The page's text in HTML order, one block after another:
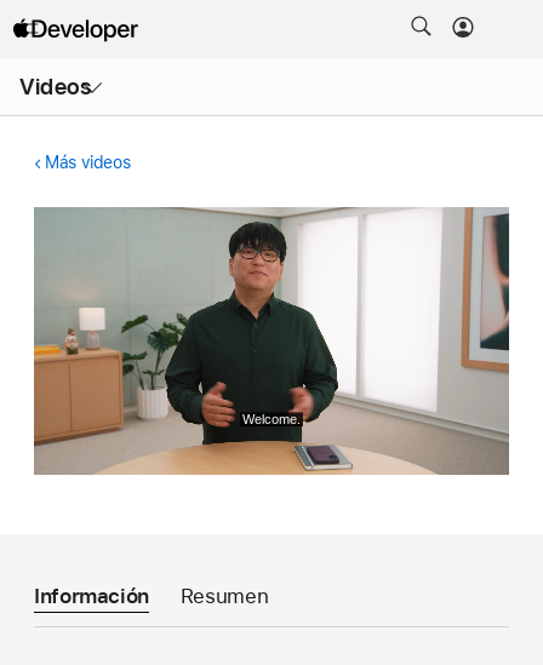
Videos
menú
Más videos
Información Resumen